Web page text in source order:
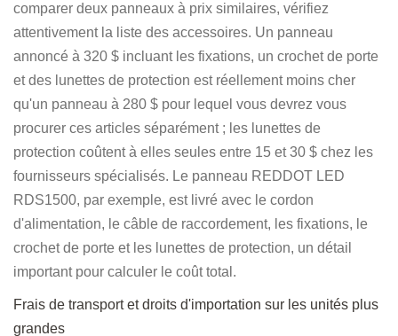
comparer deux panneaux à prix similaires, vérifiez
attentivement la liste des accessoires. Un panneau
annoncé à 320 $ incluant les fixations, un crochet de porte
et des lunettes de protection est réellement moins cher
qu'un panneau à 280 $ pour lequel vous devrez vous
procurer ces articles séparément ; les lunettes de
protection coûtent à elles seules entre 15 et 30 $ chez les
fournisseurs spécialisés. Le panneau REDDOT LED
RDS1500, par exemple, est livré avec le cordon
d'alimentation, le câble de raccordement, les fixations, le
crochet de porte et les lunettes de protection, un détail
important pour calculer le coût total.
Frais de transport et droits d'importation sur les unités plus
grandes